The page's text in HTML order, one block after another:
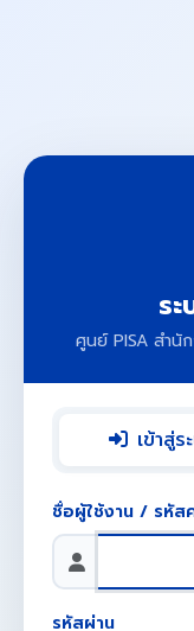
ร
ศูนย์ PISA สำนั
เข้าสู่ร
ชื่อผู้ใช้งาน / รหัส
รหัสผ่าน